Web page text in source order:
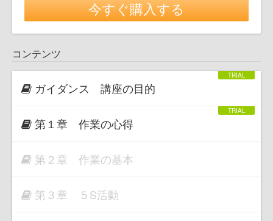
今すぐ購入する
コンテンツ
ガイダンス 講座の目的
第１章 作業の心得
第２章 作業の基本
第３章 ５S活動